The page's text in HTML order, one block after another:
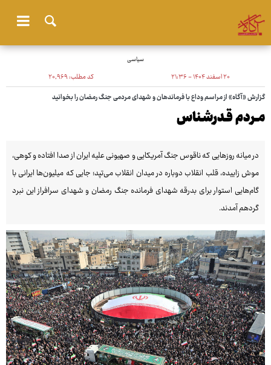
سیاسی
۲۰ اسفند ۱۴۰۴ - ۲۱:۳۶ کد مطلب:۲۰٬۹۶۹
گزارش «آگاه» از مراسم وداع با فرماندهان و شهدای مردمی جنگ رمضان را بخوانید
مــردم قـدرشـناس
در میانه روزهایی که ناقوس جنگ آمریکایی و صهیونی علیه ایران از صدا افتاده و کوهی،
موش زاییده، قلب انقلاب دوباره در میدان انقلاب می‌تپد؛ جایی که میلیون‌ها ایرانی با
گام‌هایی استوار برای بدرقه شهدای فرمانده جنگ رمضان و شهدای سرافراز این نبرد
گردهم آمدند.